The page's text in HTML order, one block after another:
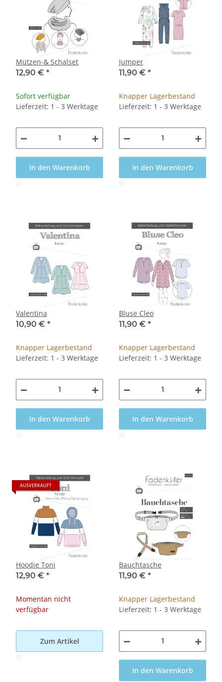
Mützen-& Schalset
12,90 € *
Sofort verfügbar
Lieferzeit: 1 - 3 Werktage
In den Warenkorb
Jumper
11,90 € *
Knapper Lagerbestand
Lieferzeit: 1 - 3 Werktage
In den Warenkorb
Valentina
10,90 € *
Knapper Lagerbestand
Lieferzeit: 1 - 3 Werktage
In den Warenkorb
Bluse Cleo
11,90 € *
Knapper Lagerbestand
Lieferzeit: 1 - 3 Werktage
In den Warenkorb
AUSVERKAUFT
Hoodie Toni
12,90 € *
Momentan nicht
verfügbar
Zum Artikel
Bauchtasche
11,90 € *
Knapper Lagerbestand
Lieferzeit: 1 - 3 Werktage
In den Warenkorb